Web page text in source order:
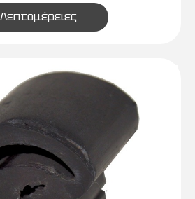
Λεπτομέρειες